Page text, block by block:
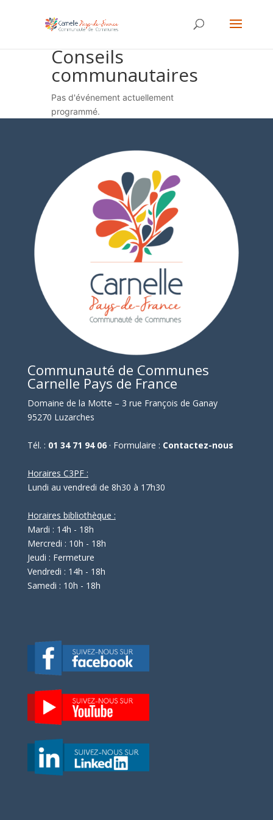
Conseils
communautaires
Pas d'événement actuellement
programmé.
Communauté de Communes
Carnelle Pays de France
Domaine de la Motte – 3 rue François de Ganay
95270 Luzarches
Tél. : 01 34 71 94 06· Formulaire : Contactez-nous
Horaires C3PF :
Lundi au vendredi de 8h30 à 17h30
Horaires bibliothèque :
Mardi : 14h - 18h
Mercredi : 10h - 18h
Jeudi : Fermeture
Vendredi : 14h - 18h
Samedi : 10h - 18h